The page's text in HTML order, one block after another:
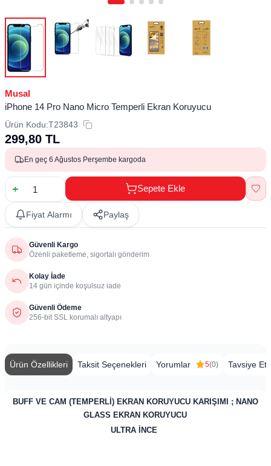
Musal
iPhone 14 Pro Nano Micro Temperli Ekran Koruyucu
Ürün Kodu:T23843
299,80 TL
En geç 6 Ağustos Perşembe kargoda
Sepete Ekle
Fiyat Alarmı Paylaş
Güvenli Kargo
Özenli paketleme, sigortalı gönderim
Kolay İade
14 gün içinde koşulsuz iade
Güvenli Ödeme
256-bit SSL korumalı altyapı
Ürün Özellikleri Taksit Seçenekleri Yorumlar 5(0) Tavsiye Et
BUFF VE CAM (TEMPERLİ) EKRAN KORUYUCU KARIŞIMI ; NANO
GLASS EKRAN KORUYUCU
ULTRA İNCE